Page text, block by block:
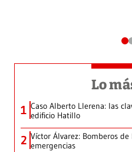
Lo
1 Caso Alberto Llerena: las
edificio Hatillo
2 Víctor Álvarez: Bomberos
emergencias